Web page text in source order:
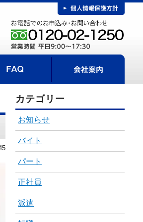
カテゴリー
お知らせ
バイト
パート
正社員
派遣